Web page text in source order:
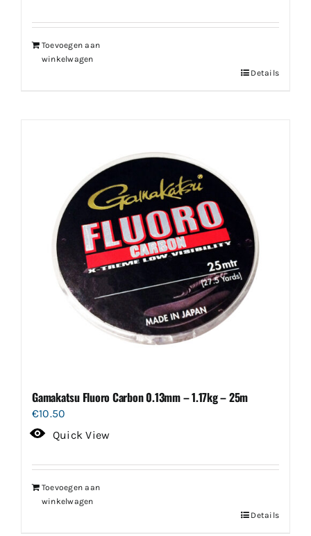
Toevoegen aan
winkelwagen
Details
Gamakatsu Fluoro Carbon 0.13mm – 1.17kg – 25m
€10.50
Quick View
Toevoegen aan
winkelwagen
Details